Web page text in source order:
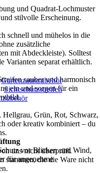
und Quadrat-Lochmuster
stilvolle Erscheinung.
schnell und mühelos in die
zusätzliche
mit Abdeckleiste). Solltest
Varianten separat erhältlich.
sauber und harmonisch
ein und sorgen für ein
Hellgrau, Grün, Rot, Schwarz,
oder kreativ kombiniert – du
vor Blicken und Wind,
für angenehme
Gartenzaunzubehör
Sichtschutzstreifen
uns nicht überprüft.
stammen, die die Ware nicht